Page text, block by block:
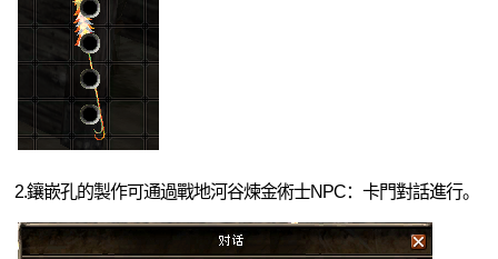
2.鑲嵌孔的製作可通過戰地河谷煉金術士NPC：卡門對話進行。